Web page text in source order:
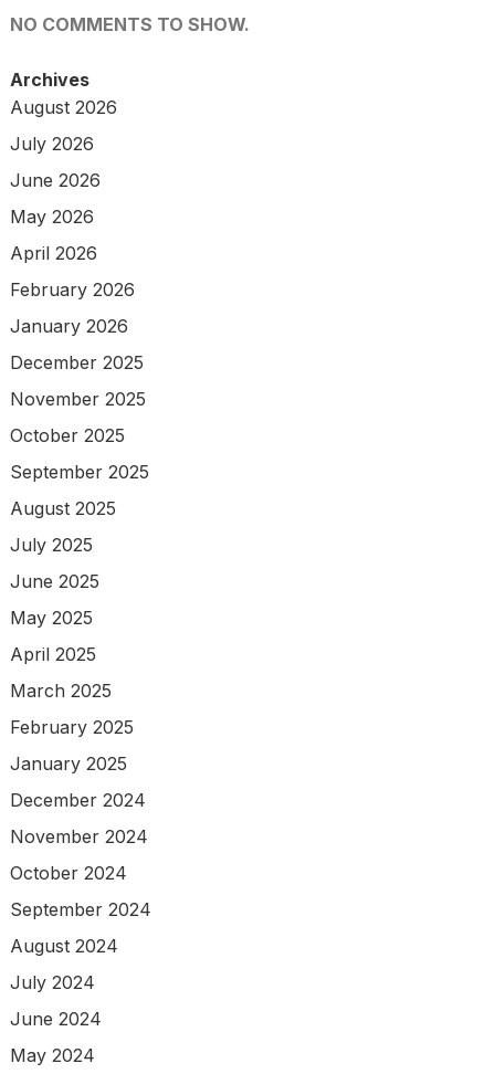
NO COMMENTS TO SHOW.
Archives
August 2026
July 2026
June 2026
May 2026
April 2026
February 2026
January 2026
December 2025
November 2025
October 2025
September 2025
August 2025
July 2025
June 2025
May 2025
April 2025
March 2025
February 2025
January 2025
December 2024
November 2024
October 2024
September 2024
August 2024
July 2024
June 2024
May 2024